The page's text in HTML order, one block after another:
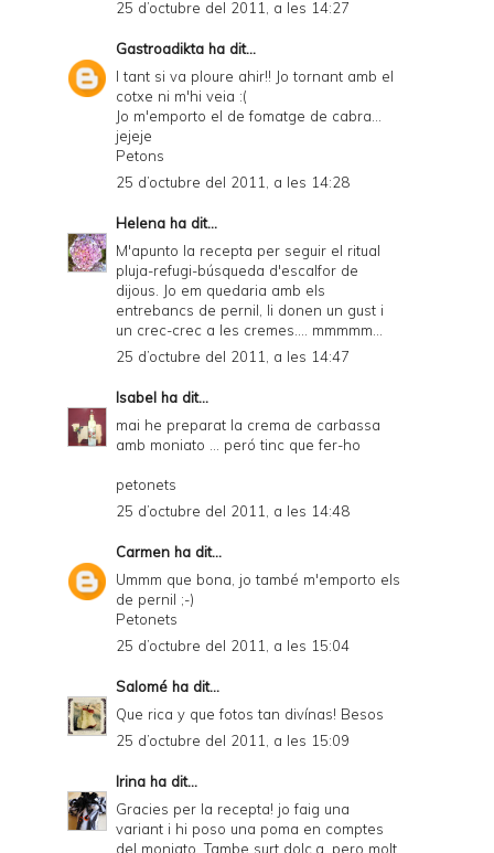
25 d’octubre del 2011, a les 14:27
Gastroadikta ha dit...
I tant si va ploure ahir!! Jo tornant amb el
cotxe ni m'hi veia :(
Jo m'emporto el de fomatge de cabra...
jejeje
Petons
25 d’octubre del 2011, a les 14:28
Helena ha dit...
M'apunto la recepta per seguir el ritual
pluja-refugi-búsqueda d'escalfor de
dijous. Jo em quedaria amb els
entrebancs de pernil, li donen un gust i
un crec-crec a les cremes.... mmmmm...
25 d’octubre del 2011, a les 14:47
Isabel ha dit...
mai he preparat la crema de carbassa
amb moniato ... peró tinc que fer-ho
petonets
25 d’octubre del 2011, a les 14:48
Carmen ha dit...
Ummm que bona, jo també m'emporto els
de pernil ;-)
Petonets
25 d’octubre del 2011, a les 15:04
Salomé ha dit...
Que rica y que fotos tan divínas! Besos
25 d’octubre del 2011, a les 15:09
Irina ha dit...
Gracies per la recepta! jo faig una
variant i hi poso una poma en comptes
del moniato. Tambe surt dolc,a, pero molt